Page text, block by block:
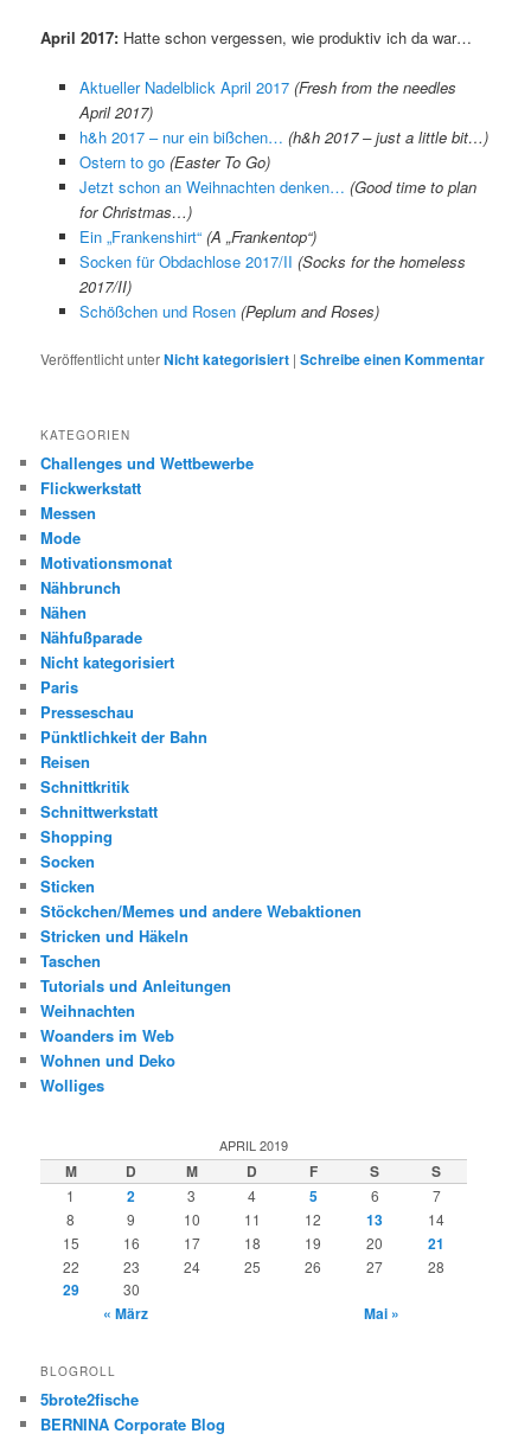
April 2017: Hatte schon vergessen, wie produktiv ich da war…
Aktueller Nadelblick April 2017 (Fresh from the needles
April 2017)
h&h 2017 – nur ein bißchen… (h&h 2017 – just a little bit…)
Ostern to go (Easter To Go)
Jetzt schon an Weihnachten denken… (Good time to plan
for Christmas…)
Ein „Frankenshirt“ (A „Frankentop“)
Socken für Obdachlose 2017/II (Socks for the homeless
2017/II)
Schößchen und Rosen (Peplum and Roses)
Veröffentlicht unterNicht kategorisiert |Schreibe einen Kommentar
KATEGORIEN
Challenges und Wettbewerbe
Flickwerkstatt
Messen
Mode
Motivationsmonat
Nähbrunch
Nähen
Nähfußparade
Nicht kategorisiert
Paris
Presseschau
Pünktlichkeit der Bahn
Reisen
Schnittkritik
Schnittwerkstatt
Shopping
Socken
Sticken
Stöckchen/Memes und andere Webaktionen
Stricken und Häkeln
Taschen
Tutorials und Anleitungen
Weihnachten
Woanders im Web
Wohnen und Deko
Wolliges
APRIL 2019
M D M D F S S
1 2 3 4 5 6
7
8
9 10 11 12 13
14
15
16 17 18 19 20 21
22 23 24 25 26 27 28
29 30
« März Mai »
BLOGROLL
5brote2fische
BERNINA Corporate Blog